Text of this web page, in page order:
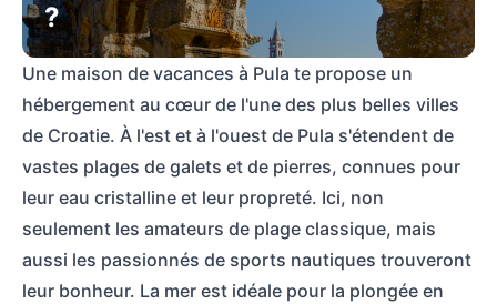
?
Une maison de vacances à Pula te propose un
hébergement au cœur de l'une des plus belles villes
de Croatie. À l'est et à l'ouest de Pula s'étendent de
vastes plages de galets et de pierres, connues pour
leur eau cristalline et leur propreté. Ici, non
seulement les amateurs de plage classique, mais
aussi les passionnés de sports nautiques trouveront
leur bonheur. La mer est idéale pour la plongée en